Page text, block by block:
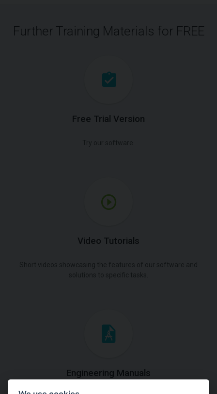
Further Training Materials for FREE
Free Trial Version
Video Tutorials
Engineering Manuals